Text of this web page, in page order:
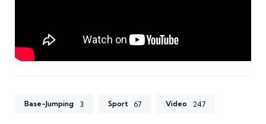
Base-Jumping 3 Sport 67 Video 247